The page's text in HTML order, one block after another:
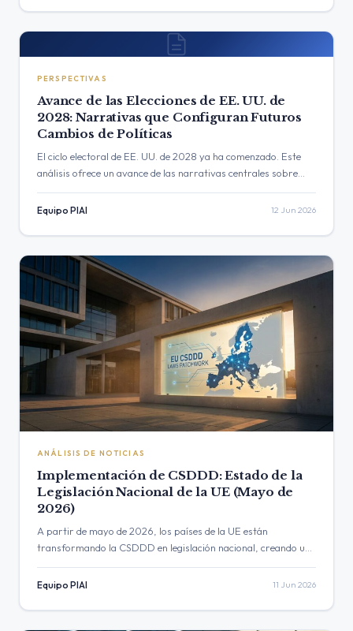
PERSPECTIVAS
Avance de las Elecciones de EE. UU. de
2028: Narrativas que Configuran Futuros
Cambios de Políticas
El ciclo electoral de EE. UU. de 2028 ya ha comenzado. Este
análisis ofrece un avance de las narrativas centrales sobre
política industrial, regulación tecnológica,…
Equipo PIAI 12 Jun 2026
ANÁLISIS DE NOTICIAS
Implementación de CSDDD: Estado de la
Legislación Nacional de la UE (Mayo de
2026)
A partir de mayo de 2026, los países de la UE están
transformando la CSDDD en legislación nacional, creando un
actualizaciones…
Equipo PIAI 11 Jun 2026